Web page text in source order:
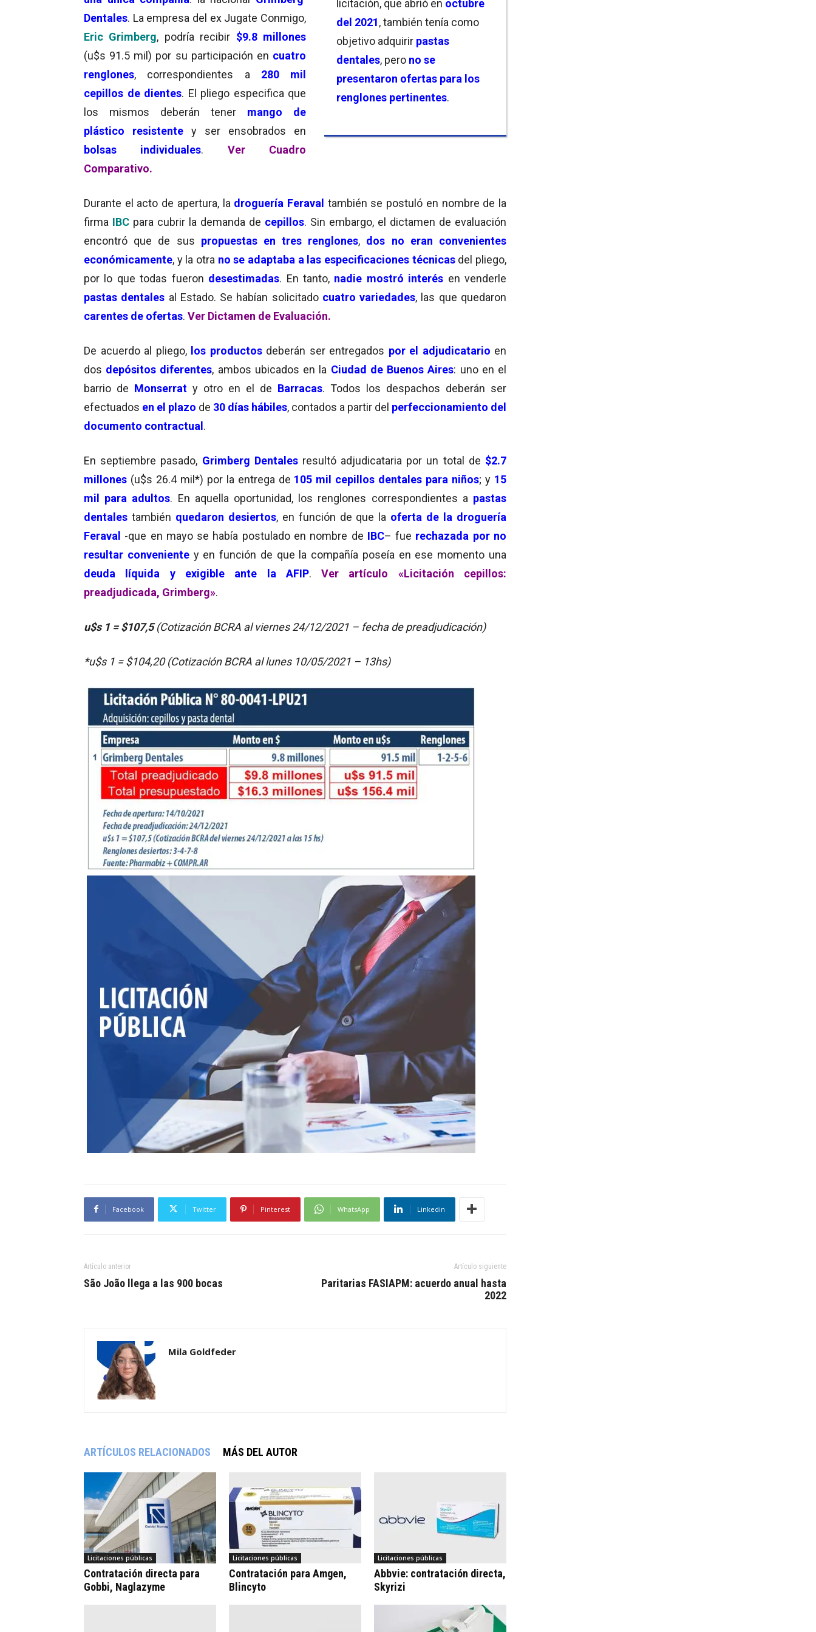
licitación, que abrió en octubre
del 2021, también tenía como
objetivo adquirir pastas
dentales, pero no se
presentaron ofertas para los
renglones pertinentes.
Dentales. La empresa del ex Jugate Conmigo,
Eric Grimberg, podría recibir $9.8 millones
(u$s 91.5 mil) por su participación en cuatro
renglones, correspondientes a 280 mil
cepillos de dientes. El pliego especifica que
los mismos deberán tener mango de
plástico resistente y ser ensobrados en
bolsas individuales. Ver Cuadro
Comparativo.
Durante el acto de apertura, la droguería Feraval también se postuló en nombre de la
firma IBC para cubrir la demanda de cepillos. Sin embargo, el dictamen de evaluación
encontró que de sus propuestas en tres renglones, dos no eran convenientes
económicamente, y la otra no se adaptaba a las especificaciones técnicasdel pliego,
por lo que todas fueron desestimadas. En tanto, nadie mostró interés en venderle
pastas dentales al Estado. Se habían solicitado cuatro variedades, las que quedaron
carentes de ofertas. Ver Dictamen de Evaluación.
De acuerdo al pliego,los productos deberán ser entregados por el adjudicatario en
dos depósitos diferentes, ambos ubicados en la Ciudad de Buenos Aires: uno en el
barrio de Monserrat y otro en el de Barracas. Todos los despachos deberán ser
efectuados en el plazo de 30 días hábiles, contados a partir del perfeccionamiento del
documento contractual.
En septiembre pasado, Grimberg Dentalesresultó adjudicataria por un total de $2.7
millones (u$s 26.4 mil*) por la entrega de 105 mil cepillos dentales para niños; y 15
mil para adultos. En aquella oportunidad, los renglones correspondientes a pastas
dentales también quedaron desiertos, en función de que la oferta de la droguería
Feraval -que en mayo se había postulado en nombre de IBC– fue rechazada por no
resultar convenientey en función de que la compañía poseía en ese momento una
deuda líquida y exigible ante la AFIP.Ver artículo «Licitación cepillos:
preadjudicada, Grimberg».
u$s 1 = $107,5(Cotización BCRA al viernes 24/12/2021 – fecha de preadjudicación)
*u$s 1 = $104,20 (Cotización BCRA al lunes 10/05/2021 – 13hs)
Facebook Twitter Pinterest WhatsApp Linkedin
Artículo anterior
São João llega a las 900 bocas
Artículo siguiente
Paritarias FASIAPM: acuerdo anual hasta
2022
Mila Goldfeder
ARTÍCULOS RELACIONADOS MÁS DEL AUTOR
Licitaciones públicas
Contratación directa para
Gobbi, Naglazyme
Licitaciones públicas
Contratación para Amgen,
Blincyto
Licitaciones públicas
Abbvie: contratación directa,
Skyrizi